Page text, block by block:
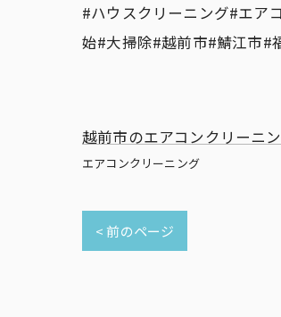
#ハウスクリーニング#エア
始#大掃除#越前市#鯖江市#
越前市のエアコンクリーニ
エアコンクリーニング
< 前のページ